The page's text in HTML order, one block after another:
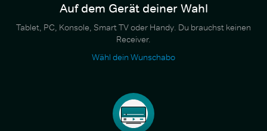
Auf dem Gerät deiner Wahl
Tablet, PC, Konsole, Smart TV oder Handy. Du brauchst keinen
Receiver.
Wähl dein Wunschabo